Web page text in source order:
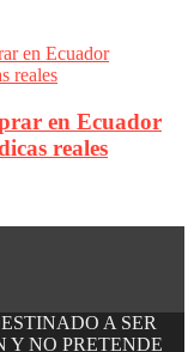
en Ecuador
reales
A SER
Y NO PRETENDE